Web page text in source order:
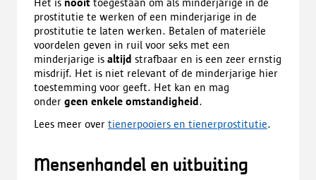
Het is nooit toegestaan om als minderjarige in de
prostitutie te werken of een minderjarige in de
prostitutie te laten werken. Betalen of materiële
voordelen geven in ruil voor seks met een
minderjarige is altijd strafbaar en is een zeer ernstig
misdrijf. Het is niet relevant of de minderjarige hier
toestemming voor geeft. Het kan en mag
onder geen enkele omstandigheid .
Lees meer over tienerpooiers en tienerprostitutie.
Mensenhandel en uitbuiting